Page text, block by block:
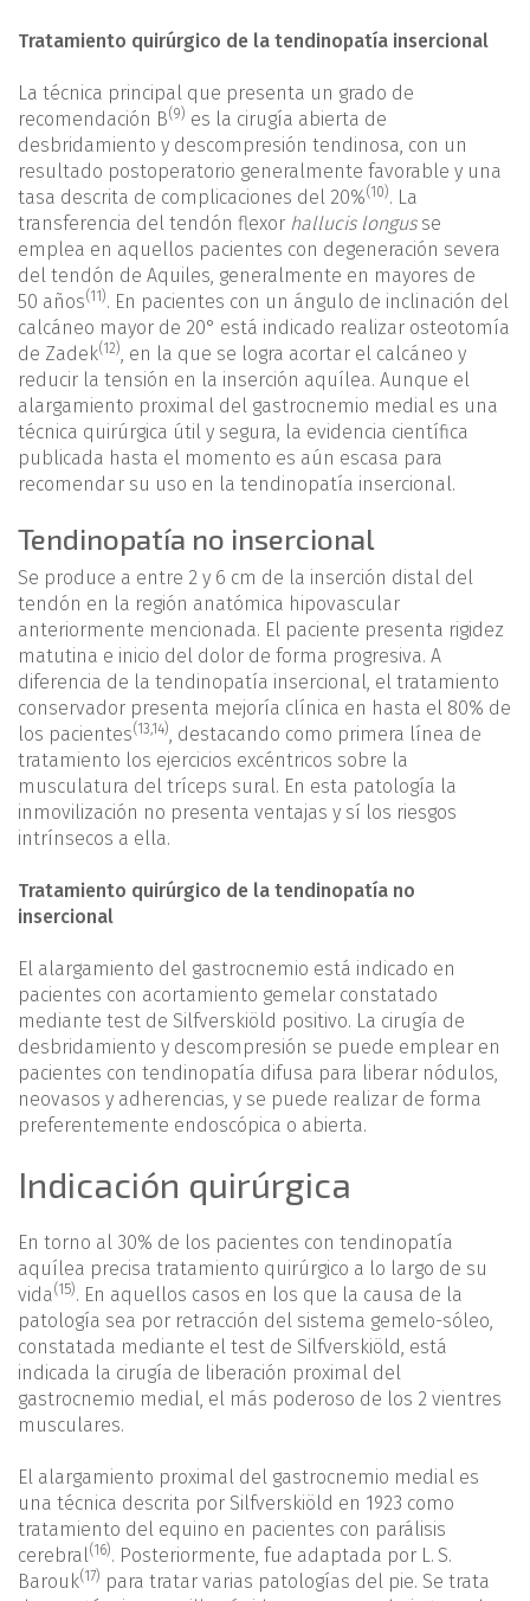
Tratamiento quirúrgico de la tendinopatía insercional
La técnica principal que presenta un grado de
recomendación B(9) es la cirugía abierta de
desbridamiento y descompresión tendinosa, con un
resultado postoperatorio generalmente favorable y una
tasa descrita de complicaciones del 20%(10). La
transferencia del tendón flexor hallucis longusse
emplea en aquellos pacientes con degeneración severa
del tendón de Aquiles, generalmente en mayores de
50 años(11). En pacientes con un ángulo de inclinación del
calcáneo mayor de 20° está indicado realizar osteotomía
de Zadek(12)
, en la que se logra acortar el calcáneo y
reducir la tensión en la inserción aquílea. Aunque el
alargamiento proximal del gastrocnemio medial es una
técnica quirúrgica útil y segura, la evidencia científica
publicada hasta el momento es aún escasa para
recomendar su uso en la tendinopatía insercional.
Tendinopatía no insercional
Se produce a entre 2 y 6 cm de la inserción distal del
tendón en la región anatómica hipovascular
anteriormente mencionada. El paciente presenta rigidez
matutina e inicio del dolor de forma progresiva. A
diferencia de la tendinopatía insercional, el tratamiento
conservador presenta mejoría clínica en hasta el 80% de
los pacientes(13,14), destacando como primera línea de
tratamiento los ejercicios excéntricos sobre la
musculatura del tríceps sural. En esta patología la
inmovilización no presenta ventajas y sí los riesgos
intrínsecos a ella.
Tratamiento quirúrgico de la tendinopatía no
insercional
El alargamiento del gastrocnemio está indicado en
pacientes con acortamiento gemelar constatado
mediante test de Silfverskiöld positivo. La cirugía de
desbridamiento y descompresión se puede emplear en
pacientes con tendinopatía difusa para liberar nódulos,
neovasos y adherencias, y se puede realizar de forma
preferentemente endoscópica o abierta.
Indicación quirúrgica
En torno al 30% de los pacientes con tendinopatía
aquílea precisa tratamiento quirúrgico a lo largo de su
vida(15). En aquellos casos en los que la causa de la
patología sea por retracción del sistema gemelo-sóleo,
constatada mediante el test de Silf­verskiöld, está
indicada la cirugía de liberación proximal del
gastrocnemio medial, el más poderoso de los 2 vientres
musculares.
El alargamiento proximal del gastrocnemio medial es
una técnica descrita por Silfverskiöld en 1923 como
tratamiento del equino en pacientes con parálisis
cerebral(16). Posteriormente, fue adaptada por L. S.
Barouk(17) para tratar varias patologías del pie. Se trata